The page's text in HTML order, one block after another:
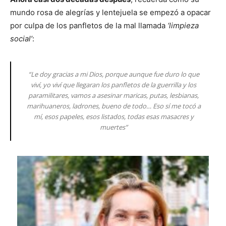
mundo rosa de alegrías y lentejuela se empezó a opacar
por culpa de los panfletos de la mal llamada ‘limpieza
social’:
“Le doy gracias a mi Dios, porque aunque fue duro lo que
viví, yo viví que llegaran los panfletos de la guerrilla y los
paramilitares, vamos a asesinar maricas, putas, lesbianas,
marihuaneros, ladrones, bueno de todo… Eso sí me tocó a
mí, esos papeles, esos listados, todas esas masacres y
muertes”